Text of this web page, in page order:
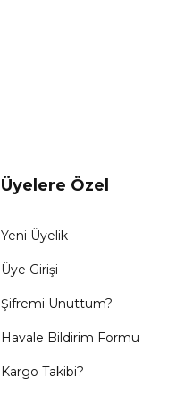
Üyelere Özel
Yeni Üyelik
Üye Girişi
Şifremi Unuttum?
Havale Bildirim Formu
Kargo Takibi?